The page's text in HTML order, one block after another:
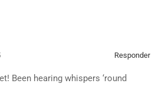
Responder
Been hearing whispers ‘round